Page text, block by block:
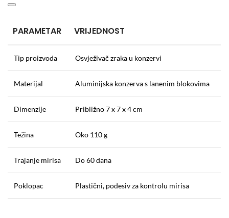
PARAMETAR VRIJEDNOST
Tip proizvoda Osvježivač zraka u konzervi
Materijal Aluminijska konzerva s lanenim blokovima
Dimenzije Približno 7 x 7 x 4 cm
Težina Oko 110 g
Trajanje mirisa Do 60 dana
Poklopac Plastični, podesiv za kontrolu mirisa